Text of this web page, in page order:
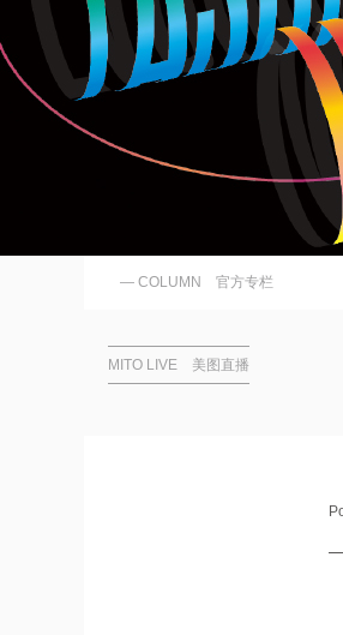
— COLUMN 官方专栏
MITO LIVE 美图直播